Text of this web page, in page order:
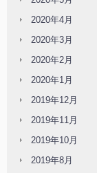
2020年4月
2020年3月
2020年2月
2020年1月
2019年12月
2019年11月
2019年10月
2019年8月